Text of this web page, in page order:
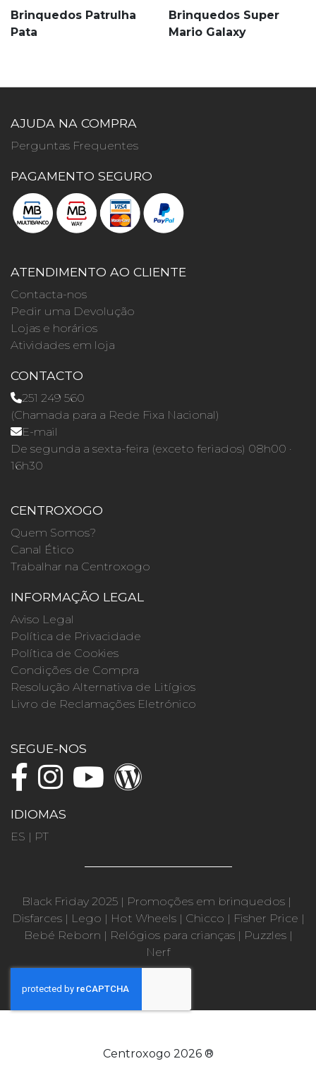
Brinquedos Patrulha
Pata
Brinquedos Super
Mario Galaxy
AJUDA NA COMPRA
Perguntas Frequentes
PAGAMENTO SEGURO
ATENDIMENTO AO CLIENTE
Contacta-nos
Pedir uma Devolução
Lojas e horários
Atividades em loja
CONTACTO
251 249 560
(Chamada para a Rede Fixa Nacional)
E-mail
De segunda a sexta-feira (exceto feriados) 08h00 ·
16h30
CENTROXOGO
Quem Somos?
Canal Ético
Trabalhar na Centroxogo
INFORMAÇÃO LEGAL
Aviso Legal
Política de Privacidade
Política de Cookies
Condições de Compra
Resolução Alternativa de Litígios
Livro de Reclamações Eletrónico
SEGUE-NOS
IDIOMAS
ES | PT
Black Friday 2025 | Promoções em brinquedos |
Disfarces| Lego | Hot Wheels| Chicco | Fisher Price |
Bebé Reborn | Relógios para crianças| Puzzles|
Nerf
Centroxogo 2026 ®